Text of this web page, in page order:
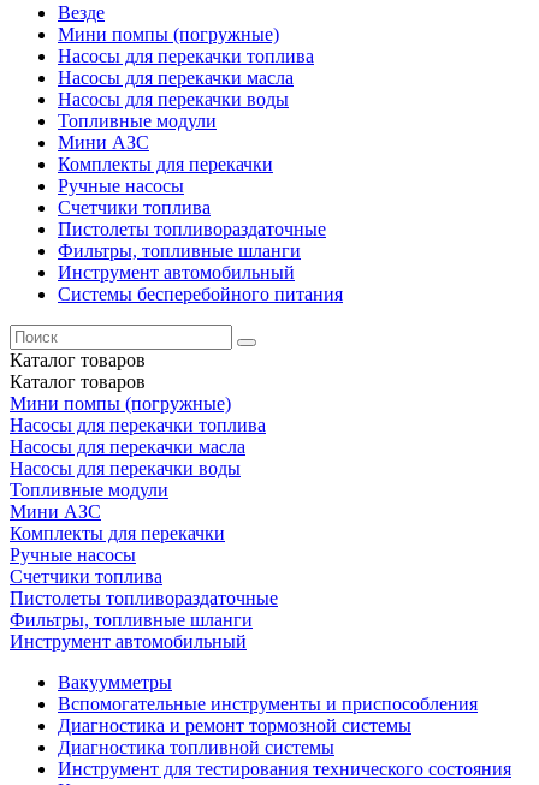
Везде
Мини помпы (погружные)
Насосы для перекачки топлива
Насосы для перекачки масла
Насосы для перекачки воды
Топливные модули
Мини АЗС
Комплекты для перекачки
Ручные насосы
Счетчики топлива
Пистолеты топливораздаточные
Фильтры, топливные шланги
Инструмент автомобильный
Системы бесперебойного питания
Каталог товаров
Каталог товаров
Мини помпы (погружные)
Насосы для перекачки топлива
Насосы для перекачки масла
Насосы для перекачки воды
Топливные модули
Мини АЗС
Комплекты для перекачки
Ручные насосы
Счетчики топлива
Пистолеты топливораздаточные
Фильтры, топливные шланги
Инструмент автомобильный
Вакуумметры
Вспомогательные инструменты и приспособления
Диагностика и ремонт тормозной системы
Диагностика топливной системы
Инструмент для тестирования технического состояния